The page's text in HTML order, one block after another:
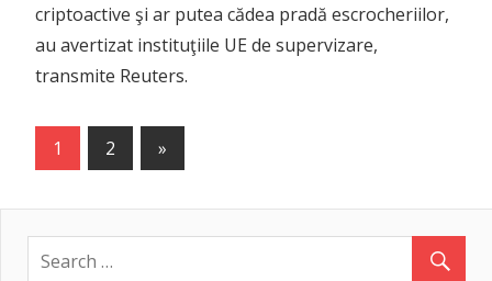
criptoactive şi ar putea cădea pradă escrocheriilor,
au avertizat instituţiile UE de supervizare,
transmite Reuters.
Posts
1 2
Next
Posts
»